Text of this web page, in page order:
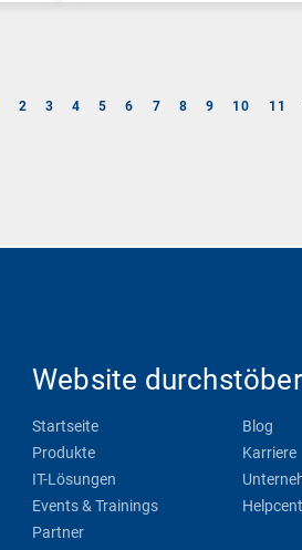
2 3 4 5 6 7 8 9 10 11
Website
Startseite
Produkte
IT-Lösungen
Events & Trainings
Partner
Blog
Karriere